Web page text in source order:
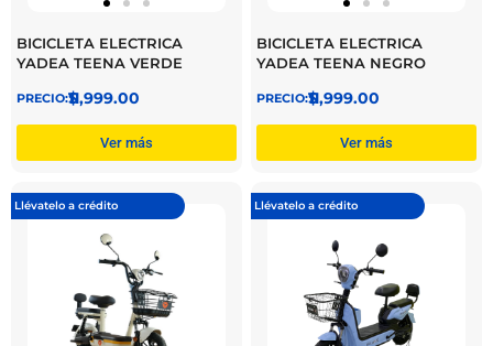
BICICLETA ELECTRICA
YADEA TEENA VERDE
$
11,999.00
Ver más
BICICLETA ELECTRICA
YADEA TEENA NEGRO
$
11,999.00
Ver más
Llévatelo a crédito Llévatelo a crédito